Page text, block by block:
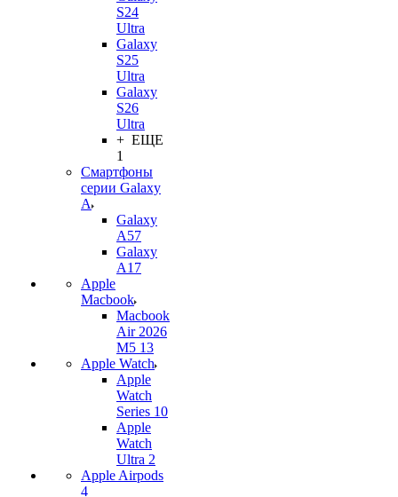
S24
Ultra
Galaxy
S25
Ultra
Galaxy
S26
Ultra
+ ЕЩЕ
1
Смартфоны
серии Galaxy
A
Galaxy
A57
Galaxy
A17
Apple
Macbook
Macbook
Air 2026
M5 13
Apple Watch
Apple
Watch
Series 10
Apple
Watch
Ultra 2
Apple Airpods
4